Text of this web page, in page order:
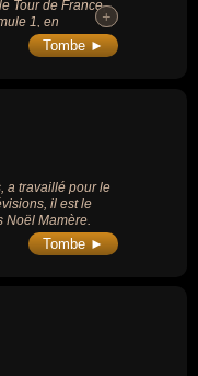
Tour de France,
1, en
et a participé
Moto. Il s'est
l'aventure
compagnon de
+
+
Tombe ►
a travaillé pour le
il est le
Noël Mamère.
Tombe ►